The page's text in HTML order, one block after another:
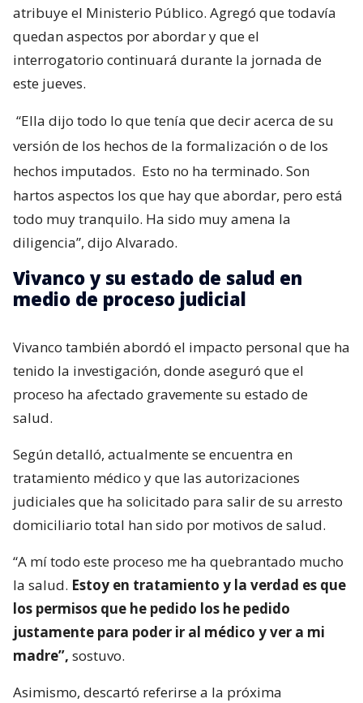
atribuye el Ministerio Público. Agregó que todavía
quedan aspectos por abordar y que el
interrogatorio continuará durante la jornada de
este jueves.
“Ella dijo todo lo que tenía que decir acerca de su
versión de los hechos de la formalización o de los
hechos imputados. Esto no ha terminado. Son
hartos aspectos los que hay que abordar, pero está
todo muy tranquilo. Ha sido muy amena la
diligencia”, dijo Alvarado.
Vivanco y su estado de salud en
medio de proceso judicial
Vivanco también abordó el impacto personal que ha
tenido la investigación, donde aseguró que el
proceso ha afectado gravemente su estado de
salud.
Según detalló, actualmente se encuentra en
tratamiento médico y que las autorizaciones
judiciales que ha solicitado para salir de su arresto
domiciliario total han sido por motivos de salud.
“A mí todo este proceso me ha quebrantado mucho
la salud. Estoy en tratamiento y la verdad es que
los permisos que he pedido los he pedido
justamente para poder ir al médico y ver a mi
madre”, sostuvo.
Asimismo, descartó referirse a la próxima